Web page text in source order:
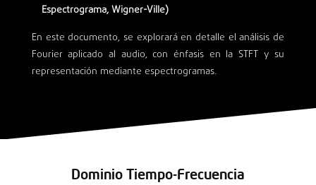
Espectrograma, Wigner-Ville)
En este documento, se explorará en detalle el análisis de
Fourier aplicado al audio, con énfasis en la STFT y su
representación mediante espectrogramas.
Dominio Tiempo-Frecuencia